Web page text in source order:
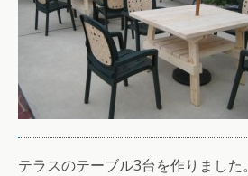
テラスのテーブル3台を作りました。